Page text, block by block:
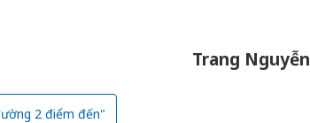
Trang Nguyễn
2 điểm đến"